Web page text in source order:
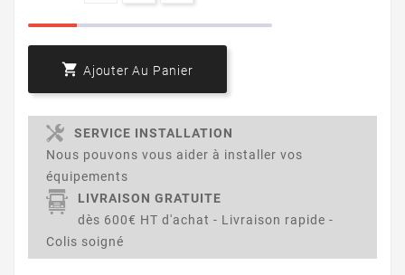
 Ajouter Au Panier
SERVICE INSTALLATION
Nous pouvons vous aider à installer vos
équipements
LIVRAISON GRATUITE
dès 600€ HT d'achat - Livraison rapide -
Colis soigné